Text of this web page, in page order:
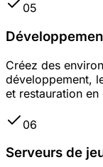
05
Créez des
développement,
et restauration
06
Serveurs de